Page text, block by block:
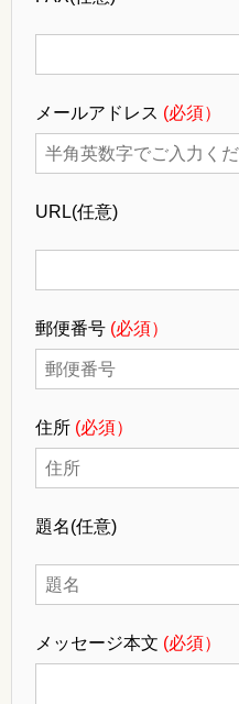
メールアドレス (必須）
URL(任意)
郵便番号 (必須）
住所 (必須）
題名(任意)
メッセージ本文 (必須）